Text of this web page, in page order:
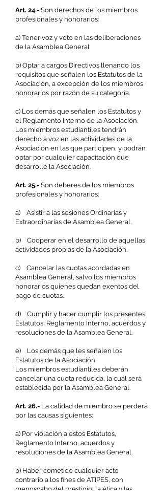
Art. 24.- Son derechos de los miembros
profesionales y honorarios:
a) Tener voz y voto en las deliberaciones
de la Asamblea General
b) Optar a cargos Directivos llenando los
requisitos que señalen los Estatutos de la
Asociación, a excepción de los miembros
honorarios por razón de su categoría.
c) Los demás que señalen los Estatutos y
el Reglamento Interno de la Asociación.
Los miembros estudiantiles tendrán
derecho a voz en las actividades de la
Asociación en las que participen, y podrán
optar por cualquier capacitación que
desarrolle la Asociación.
Art. 25.- Son deberes de los miembros
profesionales y honorarios:
a) Asistir a las sesiones Ordinarias y
Extraordinarias de Asamblea General.
b) Cooperar en el desarrollo de aquellas
actividades propias de la Asociación.
c) Cancelar las cuotas acordadas en
Asamblea General, salvo los miembros
honorarios quienes quedan exentos del
pago de cuotas.
d) Cumplir y hacer cumplir los presentes
Estatutos, Reglamento Interno, acuerdos y
resoluciones de la Asamblea General.
e) Los demás que les señalen los
Estatutos de la Asociación.
Los miembros estudiantiles deberán
cancelar una cuota reducida, la cuál será
establecida por la Asamblea General.
Art. 26.- La calidad de miembro se perderá
por las causas siguientes:
a) Por violación a estos Estatutos,
Reglamento Interno, acuerdos y
resoluciones de la Asamblea General.
b) Haber cometido cualquier acto
contrario a los fines de ATIPES, con
menoscabo del prestigio, la ética y las